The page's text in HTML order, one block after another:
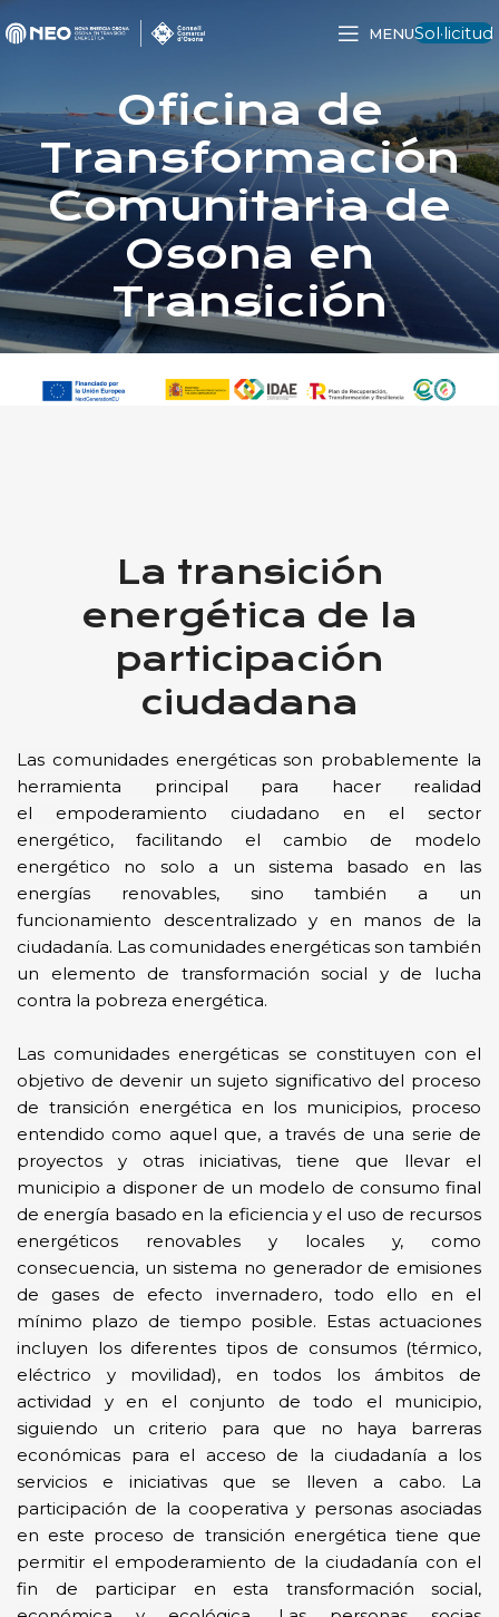
MENUSol·licitud
Oficina de
Transformación
Comunitaria de
Osona en
Transición
La transición
energética de la
participación
ciudadana
Las comunidades energéticas son probablemente la
herramienta principal para hacer realidad
el empoderamiento ciudadano en el sector
energético, facilitando el cambio de modelo
energético no solo a un sistema basado en las
energías renovables, sino también a un
funcionamiento descentralizado y en manos de la
ciudadanía. Las comunidades energéticas son también
un elemento de transformación social y de lucha
contra la pobreza energética.
Las comunidades energéticas se constituyen con el
objetivo de devenir un sujeto significativo del proceso
de transición energética en los municipios, proceso
entendido como aquel que, a través de una serie de
proyectos y otras iniciativas, tiene que llevar el
municipio a disponer de un modelo de consumo final
de energía basado en la eficiencia y el uso de recursos
energéticos renovables y locales y, como
consecuencia, un sistema no generador de emisiones
de gases de efecto invernadero, todo ello en el
mínimo plazo de tiempo posible. Estas actuaciones
incluyen los diferentes tipos de consumos (térmico,
eléctrico y movilidad), en todos los ámbitos de
actividad y en el conjunto de todo el municipio,
siguiendo un criterio para que no haya barreras
económicas para el acceso de la ciudadanía a los
servicios e iniciativas que se lleven a cabo. La
participación de la cooperativa y personas asociadas
en este proceso de transición energética tiene que
permitir el empoderamiento de la ciudadanía con el
fin de participar en esta transformación social,